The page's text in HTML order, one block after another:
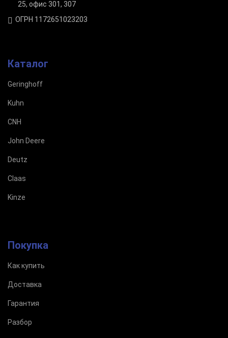
25, офис 301, 307
ОГРН 1172651023203
Каталог
Geringhoff
Kuhn
CNH
John Deere
Deutz
Claas
Kinze
Покупка
Как купить
Доставка
Гарантия
Разбор